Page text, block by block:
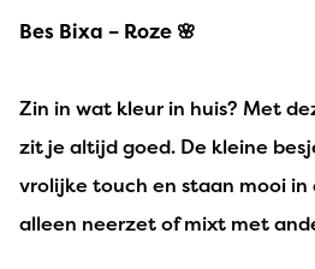
Bes Bixa – Roze 🌸
Zin in wat kleur in huis? Met
zit je altijd goed. De kleine
vrolijke touch en staan mooi in
alleen neerzet of mixt met